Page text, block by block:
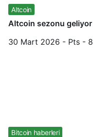
Altcoin
Altcoin sezonu geliyor
30 Mart 2026 - Pts -
Bitcoin haberleri